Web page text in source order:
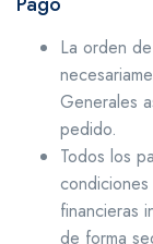
La orden
Generales
pedido.
Todos los
financieras
de forma